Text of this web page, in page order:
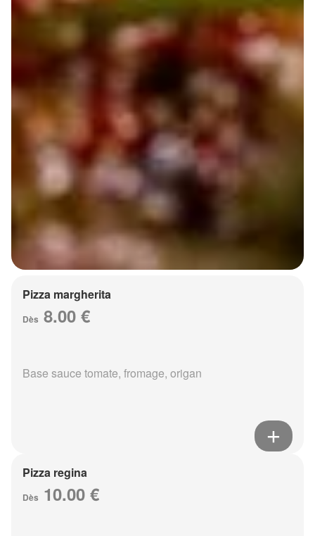
Pizza margherita
Dès 8.00 €
Base sauce tomate, fromage, origan
Pizza regina
Dès 10.00 €